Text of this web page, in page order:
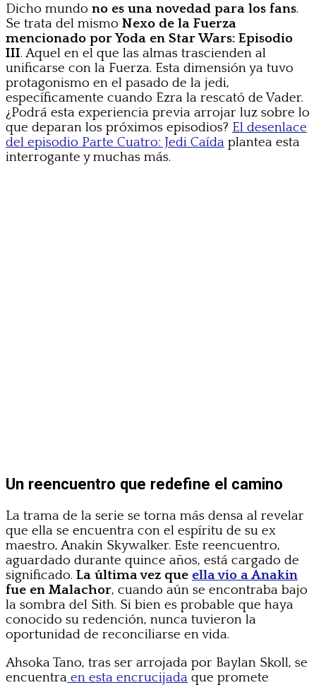
Dicho mundo no es una novedad para los fans.
Se trata del mismo Nexo de la Fuerza
mencionado por Yoda en Star Wars: Episodio
III. Aquel en el que las almas trascienden al
unificarse con la Fuerza. Esta dimensión ya tuvo
protagonismo en el pasado de la jedi,
específicamente cuando Ezra la rescató de Vader.
¿Podrá esta experiencia previa arrojar luz sobre lo
que deparan los próximos episodios? El desenlace
del episodio Parte Cuatro: Jedi Caída plantea esta
interrogante y muchas más.
Un reencuentro que redefine el camino
La trama de la serie se torna más densa al revelar
que ella se encuentra con el espíritu de su ex
maestro, Anakin Skywalker. Este reencuentro,
aguardado durante quince años, está cargado de
significado. La última vez que ella vio a Anakin
fue en Malachor, cuando aún se encontraba bajo
la sombra del Sith. Si bien es probable que haya
conocido su redención, nunca tuvieron la
oportunidad de reconciliarse en vida.
Ahsoka Tano, tras ser arrojada por Baylan Skoll, se
encuentra en esta encrucijada que promete